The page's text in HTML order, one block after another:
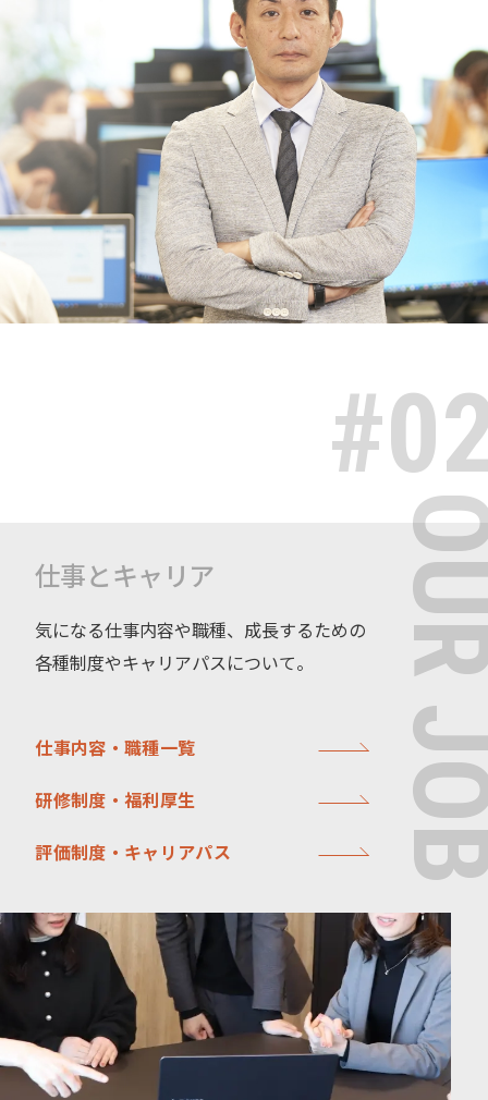
仕事とキャリア
気になる仕事内容や職種、成長するための
各種制度やキャリアパスについて。
仕事内容・職種一覧
研修制度・福利厚生
評価制度・キャリアパス